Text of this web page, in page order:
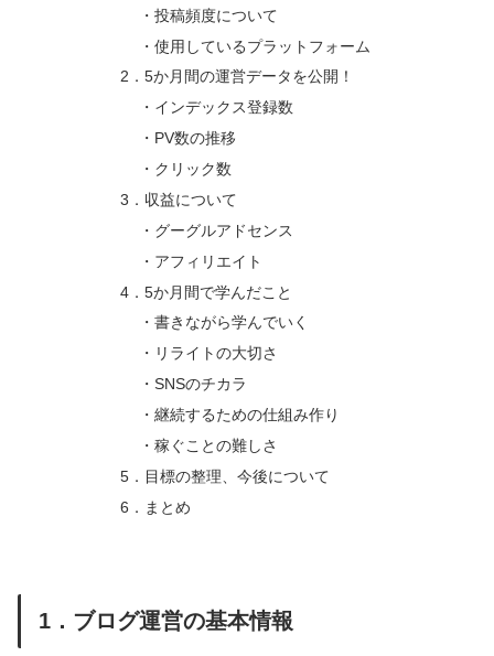
・投稿頻度について
・使用しているプラットフォーム
2．5か月間の運営データを公開！
・インデックス登録数
・PV数の推移
・クリック数
3．収益について
・グーグルアドセンス
・アフィリエイト
4．5か月間で学んだこと
・書きながら学んでいく
・リライトの大切さ
・SNSのチカラ
・継続するための仕組み作り
・稼ぐことの難しさ
5．目標の整理、今後について
6．まとめ
1．ブログ運営の基本情報